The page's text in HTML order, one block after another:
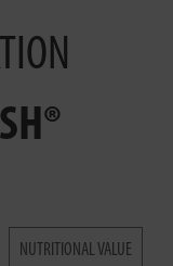
NUTRITIONAL VALUE